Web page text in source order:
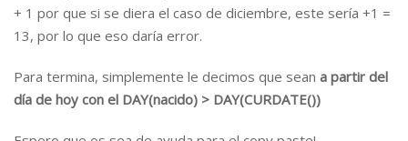
+ 1 por que si se diera el caso de diciembre, este sería +1 =
13, por lo que eso daría error.
Para termina, simplemente le decimos que sean a partir del
día de hoy con el DAY(nacido) > DAY(CURDATE())